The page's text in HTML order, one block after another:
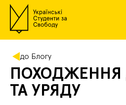
до Блогу
ПОХОДЖЕННЯ
ТА УРЯДУ